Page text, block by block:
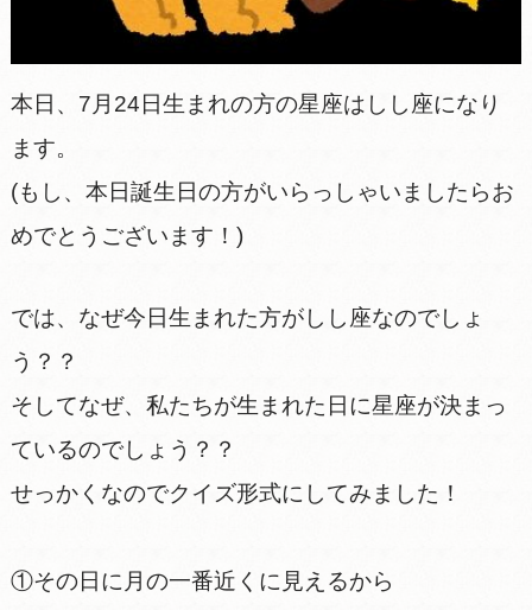
本日、7月24日生まれの方の星座はしし座になり
ます。
(もし、本日誕生日の方がいらっしゃいましたらお
めでとうございます！)
では、なぜ今日生まれた方がしし座なのでしょ
う？？
そしてなぜ、私たちが生まれた日に星座が決まっ
ているのでしょう？？
せっかくなのでクイズ形式にしてみました！
①その日に月の一番近くに見えるから